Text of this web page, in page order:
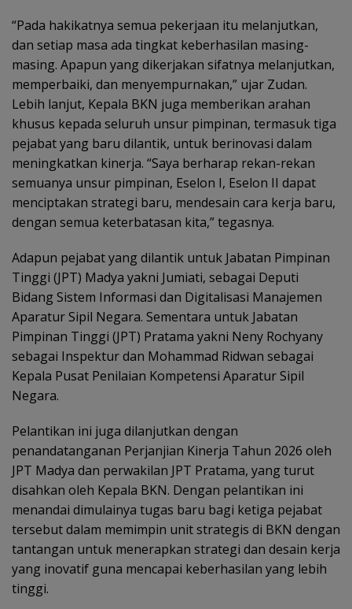
“Pada hakikatnya semua pekerjaan itu melanjutkan,
dan setiap masa ada tingkat keberhasilan masing-
masing. Apapun yang dikerjakan sifatnya melanjutkan,
memperbaiki, dan menyempurnakan,” ujar Zudan.
Lebih lanjut, Kepala BKN juga memberikan arahan
khusus kepada seluruh unsur pimpinan, termasuk tiga
pejabat yang baru dilantik, untuk berinovasi dalam
meningkatkan kinerja. “Saya berharap rekan-rekan
semuanya unsur pimpinan, Eselon I, Eselon II dapat
menciptakan strategi baru, mendesain cara kerja baru,
dengan semua keterbatasan kita,” tegasnya.
Adapun pejabat yang dilantik untuk Jabatan Pimpinan
Tinggi (JPT) Madya yakni Jumiati, sebagai Deputi
Bidang Sistem Informasi dan Digitalisasi Manajemen
Aparatur Sipil Negara. Sementara untuk Jabatan
Pimpinan Tinggi (JPT) Pratama yakni Neny Rochyany
sebagai Inspektur dan Mohammad Ridwan sebagai
Kepala Pusat Penilaian Kompetensi Aparatur Sipil
Negara.
Pelantikan ini juga dilanjutkan dengan
penandatanganan Perjanjian Kinerja Tahun 2026 oleh
JPT Madya dan perwakilan JPT Pratama, yang turut
disahkan oleh Kepala BKN. Dengan pelantikan ini
menandai dimulainya tugas baru bagi ketiga pejabat
tersebut dalam memimpin unit strategis di BKN dengan
tantangan untuk menerapkan strategi dan desain kerja
yang inovatif guna mencapai keberhasilan yang lebih
tinggi.